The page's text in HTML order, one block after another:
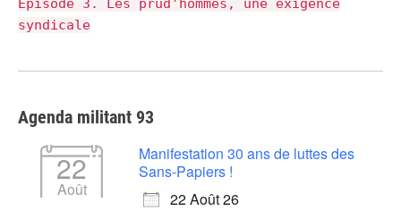
Épisode 3. Les prud'hommes, une exigence
syndicale
Agenda militant 93
22
Août
Manifestation 30 ans de luttes des
Sans-Papiers !
22 Août 26